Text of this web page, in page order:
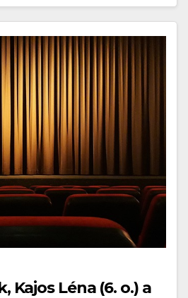
Kajos Léna (6. o.) a